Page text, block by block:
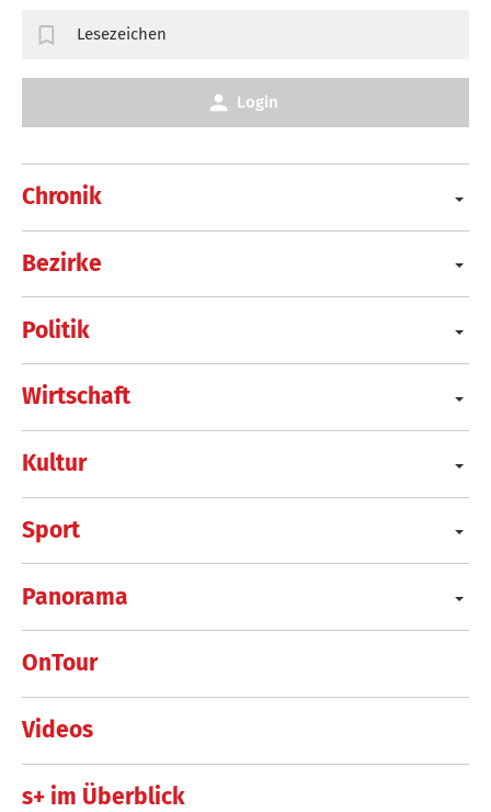
Chronik
Bezirke
Politik
Wirtschaft
Kultur
Sport
Panorama
OnTour
Videos
s+ im Überblick
Lesezeichen
Login